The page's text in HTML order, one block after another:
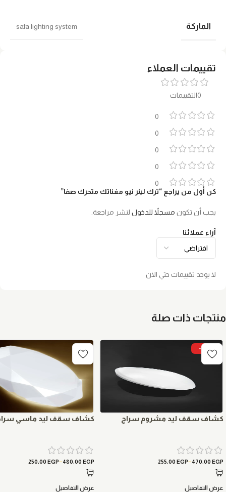
تقييمات العملاء
0التقييمات
0
0
0
0
0
آراء عملائنا
لا يوجد تقييمات حتي الان
كن أول من يراجع “ترك لينر نيو مغناتك متحرك صفا”
يجب أن تكون مسجلاً للدخول لنشر مراجعة.
الماركة safa lighting system
منتجات ذات صلة
-9%
كشاف سقف ليد مشروم سراج
255,00 EGP–470,00 EGP
عرض التفاصيل
كشاف سقف ليد ماسي
250,00 EGP–480,00 EGP
عرض التفاصيل